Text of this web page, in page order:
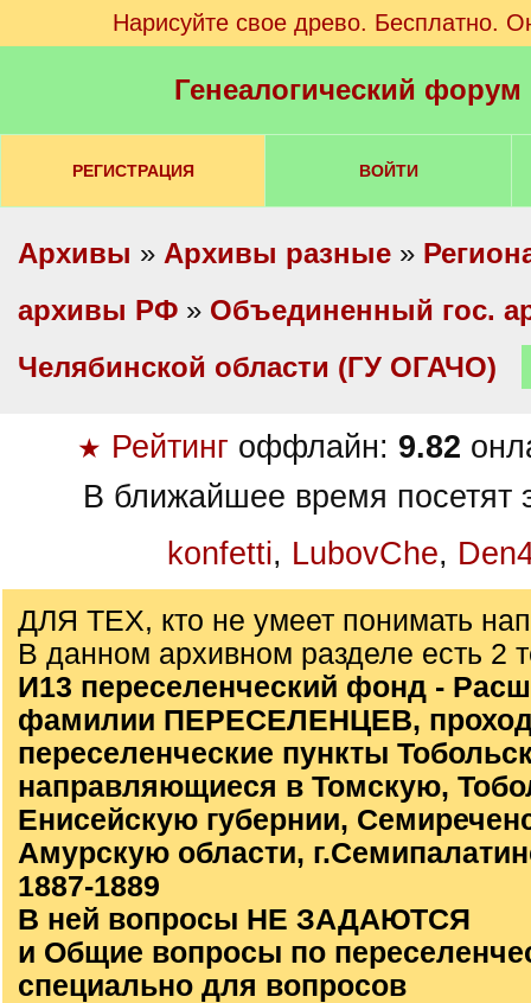
Нарисуйте свое древо. Бесплатно.
Генеалогический
РЕГИСТРАЦИЯ ВОЙТИ
Архивы » Архивы разные »
архивы РФ » Объединенный гос.
Челябинской области (ГУ ОГАЧО)
★ Рейтинг оффлайн: 9.82
В ближайшее время посетят
konfetti, LubovChe,
ДЛЯ ТЕХ, кто не умеет понимать
В данном архивном разделе есть 2
И13 переселенческий фонд -
фамилии ПЕРЕСЕЛЕНЦЕВ,
переселенческие пункты
направляющиеся в Томскую,
Енисейскую губернии,
Амурскую области,
1887-1889
В ней вопросы НЕ ЗАДАЮТСЯ
и Общие вопросы по
специально для вопросов